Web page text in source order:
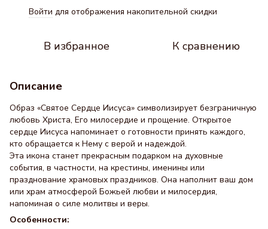
Войти для отображения накопительной скидки
В избранное К сравнению
Описание
Образ «Святое Сердце Иисуса» символизирует безграничную
любовь Христа, Его милосердие и прощение. Открытое
сердце Иисуса напоминает о готовности принять каждого,
кто обращается к Нему с верой и надеждой.
Эта икона станет прекрасным подарком на духовные
события, в частности, на крестины, именины или
празднование храмовых праздников. Она наполнит ваш дом
или храм атмосферой Божьей любви и милосердия,
напоминая о силе молитвы и веры.
Особенности: